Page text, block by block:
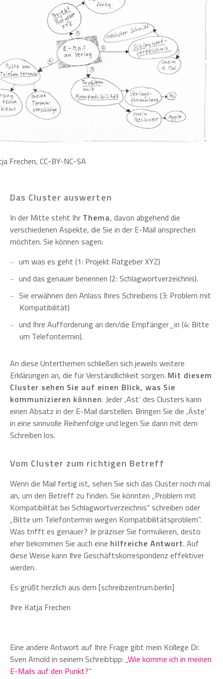
Frechen, CC-BY-NC-SA
Das Cluster auswerten
In der Mitte steht Ihr Thema, davon abgehend die
verschiedenen Aspekte, die Sie in der E-Mail ansprechen
möchten. Sie können sagen:
um was es geht (1: Projekt Ratgeber XYZ)
und das genauer benennen (2: Schlagwortverzeichnis).
Sie erwähnen den Anlass Ihres Schreibens (3: Problem mit
Kompatibilität)
und Ihre Aufforderung an den/die Empfänger_in (4: Bitte
um Telefontermin).
An diese Unterthemen schließen sich jeweils weitere
Erklärungen an, die für Verständlichkeit sorgen. Mit diesem
Cluster sehen Sie auf einen Blick, was Sie
kommunizieren können. Jeder ,Ast‘ des Clusters kann
einen Absatz in der E-Mail darstellen. Bringen Sie die ,Äste‘
in eine sinnvolle Reihenfolge und legen Sie dann mit dem
Schreiben los.
Vom Cluster zum richtigen Betreff
Wenn die Mail fertig ist, sehen Sie sich das Cluster noch mal
an, um den Betreff zu finden. Sie könnten „Problem mit
Kompatibilität bei Schlagwortverzeichnis“ schreiben oder
„Bitte um Telefontermin wegen Kompatibilitätsproblem“.
Was trifft es genauer? Je präziser Sie formulieren, desto
eher bekommen Sie auch eine hilfreiche Antwort. Auf
diese Weise kann Ihre Geschäftskorrespondenz effektiver
werden.
Es grüßt herzlich aus dem [schreibzentrum.berlin]
Ihre Katja Frechen
Eine andere Antwort auf Ihre Frage gibt mein Kollege Dr.
Sven Arnold in seinem Schreibtipp: „Wie komme ich in meinen
E-Mails auf den Punkt?“